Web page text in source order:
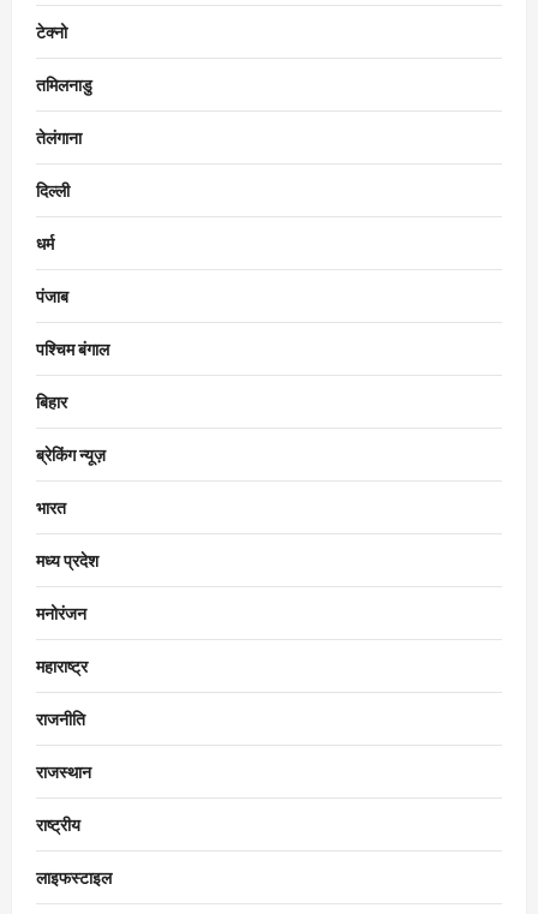
टेक्नो
तमिलनाडु
तेलंगाना
दिल्ली
धर्म
पंजाब
पश्चिम बंगाल
बिहार
ब्रेकिंग न्यूज़
भारत
मध्य प्रदेश
मनोरंजन
महाराष्ट्र
राजनीति
राजस्थान
राष्ट्रीय
लाइफस्टाइल